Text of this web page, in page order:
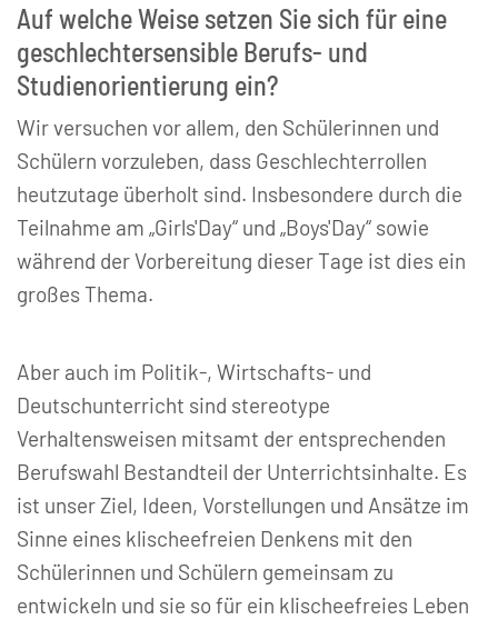
Auf welche Weise setzen Sie sich für eine
geschlechtersensible Berufs- und
Studienorientierung ein?
Wir versuchen vor allem, den Schülerinnen und
Schülern vorzuleben, dass Geschlechterrollen
heutzutage überholt sind. Insbesondere durch die
Teilnahme am „Girls'Day“ und „Boys'Day“ sowie
während der Vorbereitung dieser Tage ist dies ein
großes Thema.
Aber auch im Politik-, Wirtschafts- und
Deutschunterricht sind stereotype
Verhaltensweisen mitsamt der entsprechenden
Berufswahl Bestandteil der Unterrichtsinhalte. Es
ist unser Ziel, Ideen, Vorstellungen und Ansätze im
Sinne eines klischeefreien Denkens mit den
Schülerinnen und Schülern gemeinsam zu
entwickeln und sie so für ein klischeefreies Leben